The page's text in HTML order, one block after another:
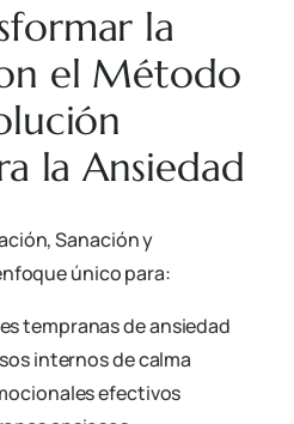
la
el Método
la Ansiedad
Sanación y
único para:
tempranas de ansiedad
internos de calma
efectivos